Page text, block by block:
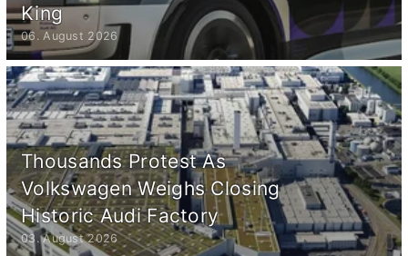
King
06. August 2026
Thousands Protest As
Volkswagen Weighs Closing
Historic Audi Factory
03. August 2026